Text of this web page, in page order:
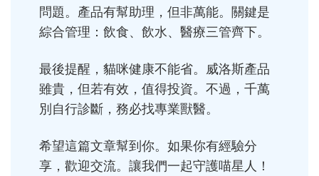
問題。產品有幫助理，但非萬能。關鍵是
綜合管理：飲食、飲水、醫療三管齊下。
最後提醒，貓咪健康不能省。威洛斯產品
雖貴，但若有效，值得投資。不過，千萬
別自行診斷，務必找專業獸醫。
希望這篇文章幫到你。如果你有經驗分
享，歡迎交流。讓我們一起守護喵星人！